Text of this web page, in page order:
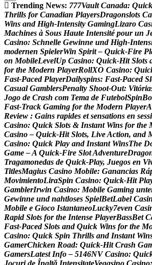
Trending News: 777Vault Canada: Quick
Thrills for Canadian PlayersDragonslots Ca
Wins and High‑Intensity GamingLizaro Cas
Machines à Sous Haute Intensité pour un J
Casino: Schnelle Gewinne und High‑Intens
modernen SpielerWin Spirit – Quick‑Fire Pl
on MobileLevelUp Casino: Quick‑Hit Slots
for the Modern PlayerRollXO Casino: Quic
Fast‑Paced PlayerDailyspins: Fast‑Paced Sl
Casual GamblersPenalty Shoot-Out: Vitória
Jogo de Crash com Tema de FutebolSpinBo
Fast‑Track Gaming for the Modern PlayerA
Review : Gains rapides et sensations en sessi
Casino: Quick Slots & Instant Wins for the
Casino – Quick‑Hit Slots, LiveAction, and
Casino: Quick Play and Instant WinsThe D
Game –A Quick‑Fire SlotAdventureDrago
Tragamonedas de Quick‑Play, Juegos en Vi
TitlesMagius Casino Mobile: Ganancias Rá
MovimientoLiraSpin Casino: Quick‑Hit Pla
GamblerIrwin Casino: Mobile Gaming unte
Gewinne und nahtloses SpielBetLabel Casin
Mobile e Gioco IstantaneoLucky7even Casi
Rapid Slots for the Intense PlayerBassBet C
Fast‑Paced Slots and Quick Wins for the M
Casino: Quick Spin Thrills and Instant Win
GamerChicken Road: Quick‑Hit Crash Ga
GamersLatest Info – 5146NV Casino: Quic
Jocuri de Înaltă IntensitateVegasino Casino: